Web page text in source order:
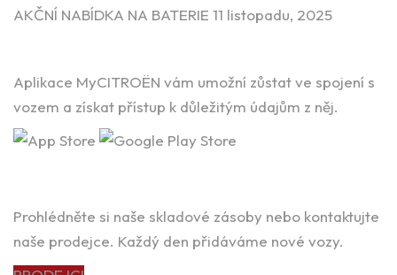
AKČNÍ NABÍDKA NA BATERIE 11 listopadu, 2025
Aplikace MyCITROËN vám umožní zůstat ve spojení s
vozem a získat přístup k důležitým údajům z něj.
Prohlédněte si naše skladové zásoby nebo kontaktujte
naše prodejce. Každý den přidáváme nové vozy.